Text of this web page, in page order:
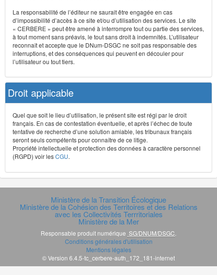
La responsabilité de l’éditeur ne saurait être engagée en cas
d’impossibilité d’accès à ce site et/ou d’utilisation des services. Le site
« CERBERE » peut être amené à interrompre tout ou partie des services,
à tout moment sans préavis, le tout sans droit à indemnités. L’utilisateur
reconnaît et accepte que le DNum-DSGC ne soit pas responsable des
interruptions, et des conséquences qui peuvent en découler pour
l’utilisateur ou tout tiers.
Droit applicable
Quel que soit le lieu d’utilisation, le présent site est régi par le droit
français. En cas de contestation éventuelle, et après l’échec de toute
tentative de recherche d’une solution amiable, les tribunaux français
seront seuls compétents pour connaître de ce litige.
Propriété intellectuelle et protection des données à caractère personnel
(RGPD) voir lesCGU.
Ministère de la Transition Écologique
Ministère de la Cohésion des Territoires et des Relations
avec les Collectivités Terrritoriales
Ministère de la Mer
Responsable produit numérique SG/DNUM/DSGC
Conditions générales d'utilisation
Mentions légales
© Version 6.4.5-tc_cerbere-auth_172_181-internet